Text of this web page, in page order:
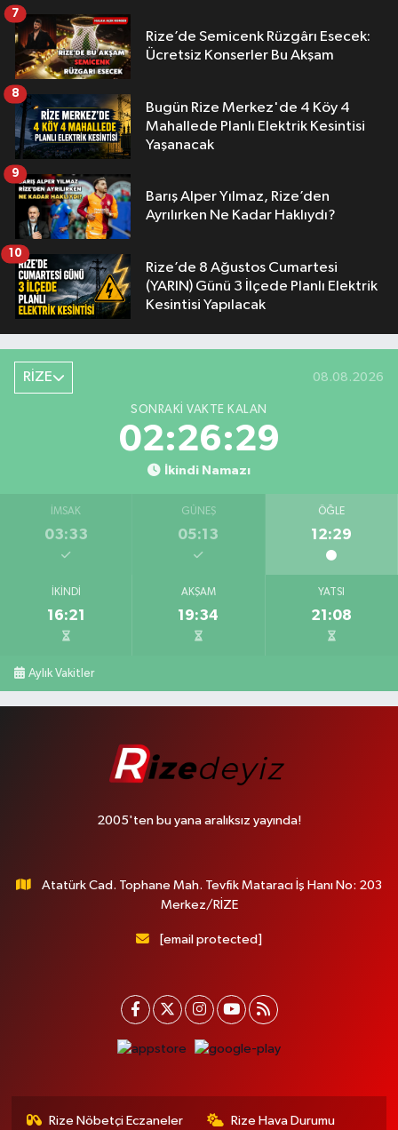
Rize’de Semicenk Rüzgârı Esecek:
Ücretsiz Konserler Bu Akşam
7
Bugün Rize Merkez'de 4 Köy 4
Mahallede Planlı Elektrik Kesintisi
Yaşanacak
8
Barış Alper Yılmaz, Rize’den
Ayrılırken Ne Kadar Haklıydı?
9
Rize’de 8 Ağustos Cumartesi
(YARIN) Günü 3 İlçede Planlı Elektrik
Kesintisi Yapılacak
10
RİZE 08.08.2026
SONRAKI VAKTE KALAN
02:26:28
İkindi Namazı
İMSAK
03:33
GÜNEŞ
05:13
ÖĞLE
12:29
İKINDI
16:21
AKŞAM
19:34
YATSI
21:08
Aylık Vakitler
2005'ten bu yana aralıksız yayında!
Atatürk Cad. Tophane Mah. Tevfik Mataracı İş Hanı No: 203
Merkez/RİZE
[email protected]
Rize Nöbetçi Eczaneler Rize Hava Durumu